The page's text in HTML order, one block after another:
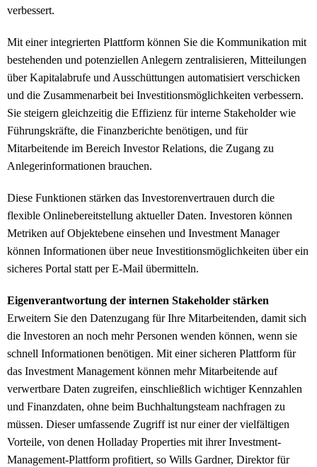
verbessert.
Mit einer integrierten Plattform können Sie die Kommunikation mit
bestehenden und potenziellen Anlegern zentralisieren, Mitteilungen
über Kapitalabrufe und Ausschüttungen automatisiert verschicken
und die Zusammenarbeit bei Investitionsmöglichkeiten verbessern.
Sie steigern gleichzeitig die Effizienz für interne Stakeholder wie
Führungskräfte, die Finanzberichte benötigen, und für
Mitarbeitende im Bereich Investor Relations, die Zugang zu
Anlegerinformationen brauchen.
Diese Funktionen stärken das Investorenvertrauen durch die
flexible Onlinebereitstellung aktueller Daten. Investoren können
Metriken auf Objektebene einsehen und Investment Manager
können Informationen über neue Investitionsmöglichkeiten über ein
sicheres Portal statt per E-Mail übermitteln.
Eigenverantwortung der internen Stakeholder stärken
Erweitern Sie den Datenzugang für Ihre Mitarbeitenden, damit sich
die Investoren an noch mehr Personen wenden können, wenn sie
schnell Informationen benötigen. Mit einer sicheren Plattform für
das Investment Management können mehr Mitarbeitende auf
verwertbare Daten zugreifen, einschließlich wichtiger Kennzahlen
und Finanzdaten, ohne beim Buchhaltungsteam nachfragen zu
müssen. Dieser umfassende Zugriff ist nur einer der vielfältigen
Vorteile, von denen Holladay Properties mit ihrer Investment-
Management-Plattform profitiert, so Wills Gardner, Direktor für